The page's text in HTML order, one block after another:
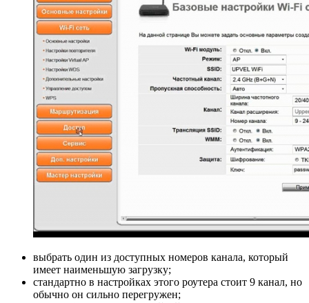
выбрать один из доступных номеров канала, который
имеет наименьшую загрузку;
стандартно в настройках этого роутера стоит 9 канал, но
обычно он сильно перегружен;